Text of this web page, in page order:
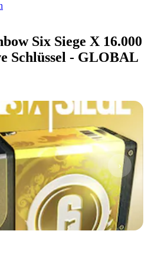
Six Siege X 16.000
Schlüssel - GLOBAL